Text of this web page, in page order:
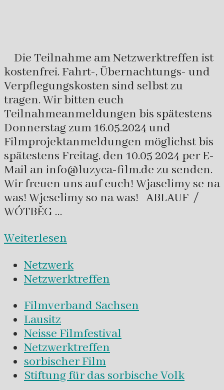
Die Teilnahme am Netzwerktreffen ist
kostenfrei. Fahrt-, Übernachtungs- und
Verpflegungskosten sind selbst zu
tragen. Wir bitten euch
Teilnahmeanmeldungen bis spätestens
Donnerstag zum 16.05.2024 und
Filmprojektanmeldungen möglichst bis
spätestens Freitag, den 10.05 2024 per E-
Mail an info@luzyca-film.de zu senden.
Wir freuen uns auf euch! Wjaselimy se na
was! Wjeselimy so na was! ABLAUF /
WÓTBĚG …
Weiterlesen
Netzwerk
Netzwerktreffen
Filmverband Sachsen
Lausitz
Neisse Filmfestival
Netzwerktreffen
sorbischer Film
Stiftung für das sorbische Volk